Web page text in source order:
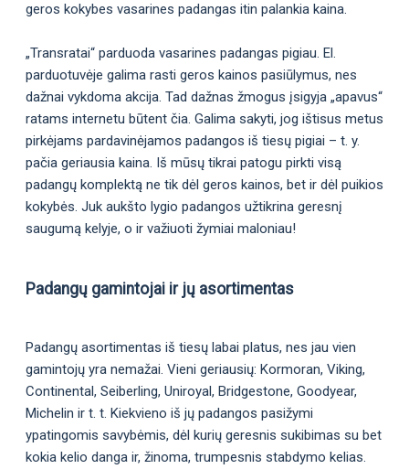
geros kokybes vasarines padangas itin palankia kaina.
„Transratai“ parduoda vasarines padangas pigiau. El.
parduotuvėje galima rasti geros kainos pasiūlymus, nes
dažnai vykdoma akcija. Tad dažnas žmogus įsigyja „apavus“
ratams internetu būtent čia. Galima sakyti, jog ištisus metus
pirkėjams pardavinėjamos padangos iš tiesų pigiai – t. y.
pačia geriausia kaina. Iš mūsų tikrai patogu pirkti visą
padangų komplektą ne tik dėl geros kainos, bet ir dėl puikios
kokybės. Juk aukšto lygio padangos užtikrina geresnį
saugumą kelyje, o ir važiuoti žymiai maloniau!
Padangų gamintojai ir jų asortimentas
Padangų asortimentas iš tiesų labai platus, nes jau vien
gamintojų yra nemažai. Vieni geriausių: Kormoran, Viking,
Continental, Seiberling, Uniroyal, Bridgestone, Goodyear,
Michelin ir t. t. Kiekvieno iš jų padangos pasižymi
ypatingomis savybėmis, dėl kurių geresnis sukibimas su bet
kokia kelio danga ir, žinoma, trumpesnis stabdymo kelias.